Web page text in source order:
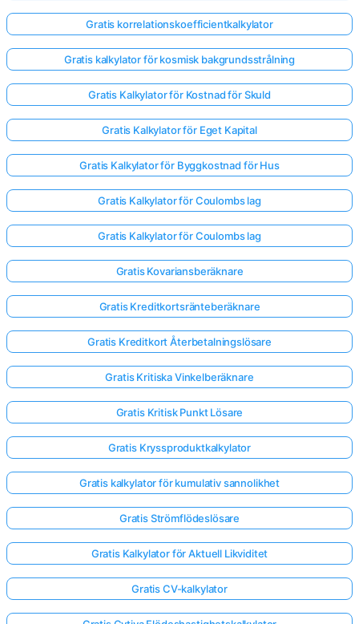
Gratis korrelationskoefficientkalkylator
Gratis kalkylator för kosmisk bakgrundsstrålning
Gratis Kalkylator för Kostnad för Skuld
Gratis Kalkylator för Eget Kapital
Gratis Kalkylator för Byggkostnad för Hus
Gratis Kalkylator för Coulombs lag
Gratis Kalkylator för Coulombs lag
Gratis Kovariansberäknare
Gratis Kreditkortsränteberäknare
Gratis Kreditkort Återbetalningslösare
Gratis Kritiska Vinkelberäknare
Gratis Kritisk Punkt Lösare
Gratis Kryssproduktkalkylator
Gratis kalkylator för kumulativ sannolikhet
Gratis Strömflödeslösare
Gratis Kalkylator för Aktuell Likviditet
Gratis CV-kalkylator